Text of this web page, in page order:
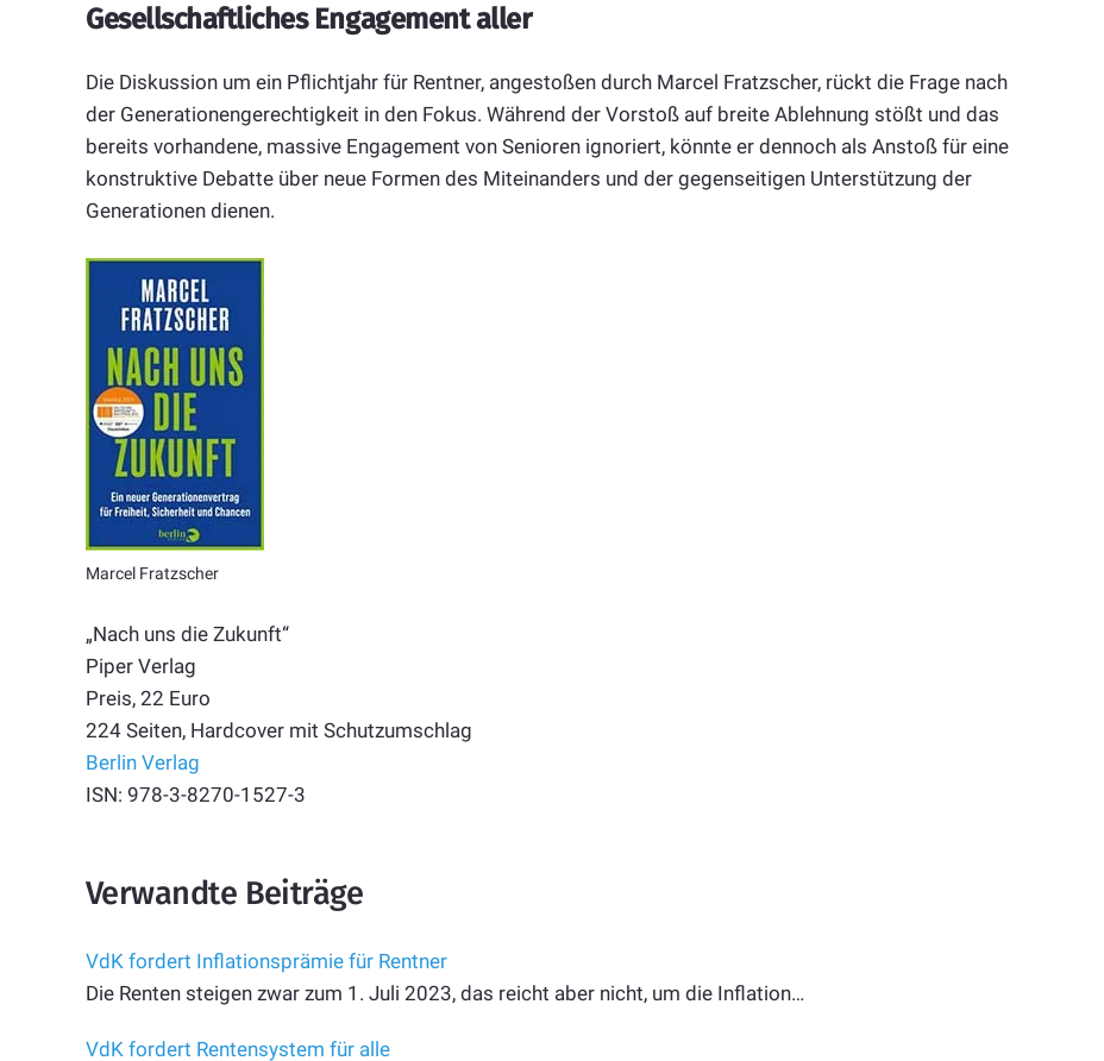
Gesellschaftliches Engagement aller
Die Diskussion um ein Pflichtjahr für Rentner, angestoßen durch Marcel Fratzscher, rückt die Frage nach
der Generationengerechtigkeit in den Fokus. Während der Vorstoß auf breite Ablehnung stößt und das
bereits vorhandene, massive Engagement von Senioren ignoriert, könnte er dennoch als Anstoß für eine
konstruktive Debatte über neue Formen des Miteinanders und der gegenseitigen Unterstützung der
Generationen dienen.
Marcel Fratzscher
„Nach uns die Zukunft“
Piper Verlag
Preis, 22 Euro
224 Seiten, Hardcover mit Schutzumschlag
Berlin Verlag
ISN: 978-3-8270-1527-3
Verwandte Beiträge
VdK fordert Inflationsprämie für Rentner
Die Renten steigen zwar zum 1. Juli 2023, das reicht aber nicht, um die Inflation…
VdK fordert Rentensystem für alle